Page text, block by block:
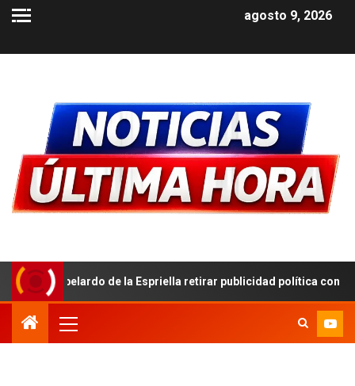
agosto 9, 2026
la Espriella retirar publicidad política con símbolos patrios